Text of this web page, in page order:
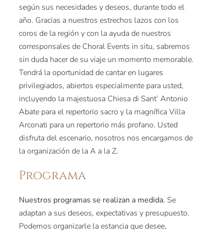
según sus necesidades y deseos, durante todo el
año. Gracias a nuestros estrechos lazos con los
coros de la región y con la ayuda de nuestros
corresponsales de Choral Events in situ, sabremos
sin duda hacer de su viaje un momento memorable.
Tendrá la oportunidad de cantar en lugares
privilegiados, abiertos especialmente para usted,
incluyendo la majestuosa Chiesa di Sant’ Antonio
Abate para el repertorio sacro y la magnífica Villa
Arconati para un repertorio más profano. Usted
disfruta del escenario, nosotros nos encargamos de
la organización de la A a la Z.
Programa
Nuestros programas se realizan a medida. Se
adaptan a sus deseos, expectativas y presupuesto.
Podemos organizarle la estancia que desee,